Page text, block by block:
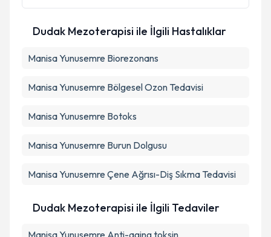
Dudak Mezoterapisi ile İlgili Hastalıklar
Manisa Yunusemre Biorezonans
Manisa Yunusemre Bölgesel Ozon Tedavisi
Manisa Yunusemre Botoks
Manisa Yunusemre Burun Dolgusu
Manisa Yunusemre Çene Ağrısı-Diş Sıkma Tedavisi
Dudak Mezoterapisi ile İlgili Tedaviler
Manisa Yunusemre Anti-aging toksin